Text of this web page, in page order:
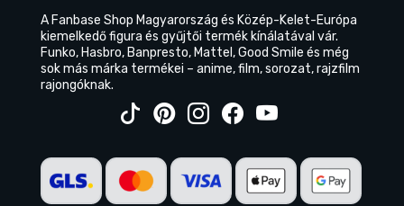
A Fanbase Shop Magyarország és Közép-Kelet-Európa
kiemelkedő figura és gyűjtői termék kínálatával vár.
Funko, Hasbro, Banpresto, Mattel, Good Smile és még
sok más márka termékei – anime, film, sorozat, rajzfilm
rajongóknak.